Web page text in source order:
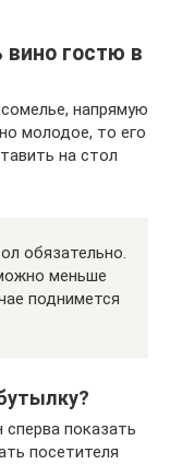
гостю в
напрямую
молодое, то его
на стол
обязательно.
меньше
поднимется
показать
посетителя